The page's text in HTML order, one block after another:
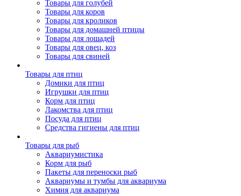
Товары для голубей
Товары для коров
Товары для кроликов
Товары для домашней птицы
Товары для лошадей
Товары для овец, коз
Товары для свиней
Товары для птиц
Домики для птиц
Игрушки для птиц
Корм для птиц
Лакомства для птиц
Посуда для птиц
Средства гигиены для птиц
Товары для рыб
Аквариумистика
Корм для рыб
Пакеты для переноски рыб
Аквариумы и тумбы для аквариума
Химия для аквариума